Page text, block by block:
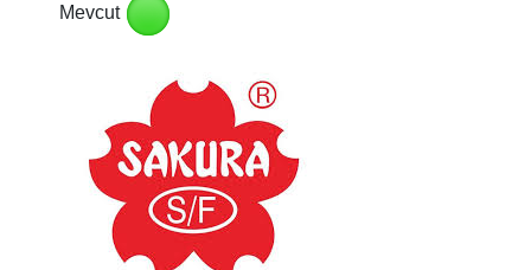
Mevcut